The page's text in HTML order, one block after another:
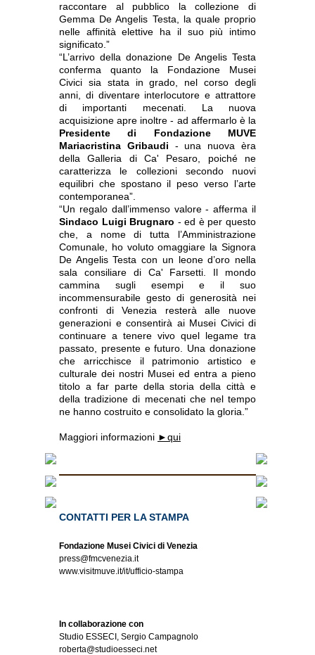
raccontare al pubblico la collezione di
Gemma De Angelis Testa, la quale proprio
nelle affinità elettive ha il suo più intimo
significato.”
“L’arrivo della donazione De Angelis Testa
conferma quanto la Fondazione Musei
Civici sia stata in grado, nel corso degli
anni, di diventare interlocutore e attrattore
di importanti mecenati. La nuova
acquisizione apre inoltre - ad affermarlo è la
Presidente di Fondazione MUVE
Mariacristina Gribaudi - una nuova èra
della Galleria di Ca' Pesaro, poiché ne
caratterizza le collezioni secondo nuovi
equilibri che spostano il peso verso l’arte
contemporanea”.
“Un regalo dall’immenso valore - afferma il
Sindaco Luigi Brugnaro - ed è per questo
che, a nome di tutta l’Amministrazione
Comunale, ho voluto omaggiare la Signora
De Angelis Testa con un leone d’oro nella
sala consiliare di Ca' Farsetti. Il mondo
cammina sugli esempi e il suo
incommensurabile gesto di generosità nei
confronti di Venezia resterà alle nuove
generazioni e consentirà ai Musei Civici di
continuare a tenere vivo quel legame tra
passato, presente e futuro. Una donazione
che arricchisce il patrimonio artistico e
culturale dei nostri Musei ed entra a pieno
titolo a far parte della storia della città e
della tradizione di mecenati che nel tempo
ne hanno costruito e consolidato la gloria.”
Maggiori informazioni ►qui
CONTATTI PER LA STAMPA
Fondazione Musei Civici di Venezia
press@fmcvenezia.it
www.visitmuve.it/it/ufficio-stampa
In collaborazione con
Studio ESSECI, Sergio Campagnolo
roberta@studioesseci.net